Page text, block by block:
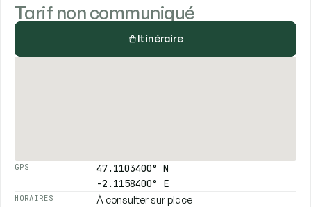
Tarif non communiqué
Itinéraire
GPS
47.1103400° N
-2.1158400° E
HORAIRES À consulter sur place